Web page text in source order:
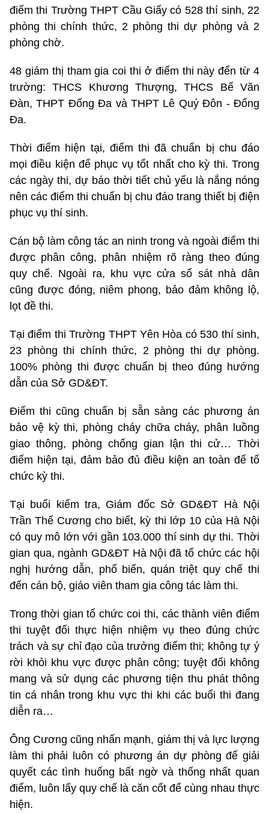
điểm thi Trường THPT Cầu Giấy có 528 thí sinh, 22
phòng thi chính thức, 2 phòng thi dự phòng và 2
phòng chờ.
48 giám thị tham gia coi thi ở điểm thi này đến từ 4
trường: THCS Khương Thượng, THCS Bế Văn
Đàn, THPT Đống Đa và THPT Lê Quý Đôn - Đống
Đa.
Thời điểm hiện tại, điểm thi đã chuẩn bị chu đáo
mọi điều kiện để phục vụ tốt nhất cho kỳ thi. Trong
các ngày thi, dự báo thời tiết chủ yếu là nắng nóng
nên các điểm thi chuẩn bị chu đáo trang thiết bị điện
phục vụ thí sinh.
Cán bộ làm công tác an ninh trong và ngoài điểm thi
được phân công, phân nhiệm rõ ràng theo đúng
quy chế. Ngoài ra, khu vực cửa sổ sát nhà dân
cũng được đóng, niêm phong, bảo đảm không lộ,
lọt đề thi.
Tại điểm thi Trường THPT Yên Hòa có 530 thí sinh,
23 phòng thi chính thức, 2 phòng thi dự phòng.
100% phòng thi được chuẩn bị theo đúng hướng
dẫn của Sở GD&ĐT.
Điểm thi cũng chuẩn bị sẵn sàng các phương án
bảo vệ kỳ thi, phòng cháy chữa cháy, phân luồng
giao thông, phòng chống gian lận thi cử… Thời
điểm hiện tại, đảm bảo đủ điều kiện an toàn để tổ
chức kỳ thi.
Tại buổi kiểm tra, Giám đốc Sở GD&ĐT Hà Nội
Trần Thế Cương cho biết, kỳ thi lớp 10 của Hà Nội
có quy mô lớn với gần 103.000 thí sinh dự thi. Thời
gian qua, ngành GD&ĐT Hà Nội đã tổ chức các hội
nghị hướng dẫn, phổ biến, quán triệt quy chế thi
đến cán bộ, giáo viên tham gia công tác làm thi.
Trong thời gian tổ chức coi thi, các thành viên điểm
thi tuyệt đối thực hiện nhiệm vụ theo đúng chức
trách và sự chỉ đạo của trưởng điểm thi; không tự ý
rời khỏi khu vực được phân công; tuyệt đối không
mang và sử dụng các phương tiện thu phát thông
tin cá nhân trong khu vực thi khi các buổi thi đang
diễn ra…
Ông Cương cũng nhấn mạnh, giám thị và lực lượng
làm thi phải luôn có phương án dự phòng để giải
quyết các tình huống bất ngờ và thống nhất quan
điểm, luôn lấy quy chế là căn cốt để cùng nhau thực
hiện.